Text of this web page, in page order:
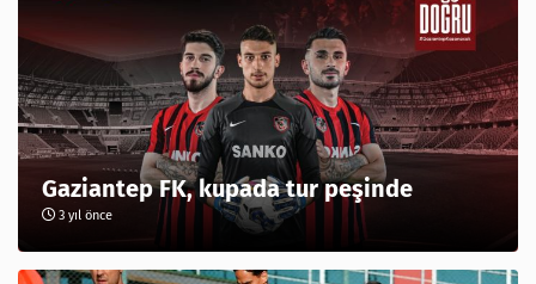
Gaziantep FK, kupada tur peşinde
3 yıl önce